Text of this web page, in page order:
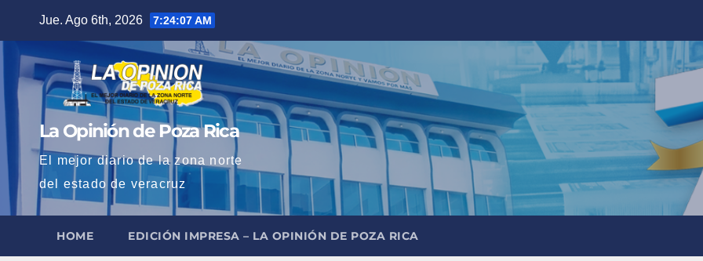
contenido
Jue. Ago 6th, 2026 7:24:08 AM
La Opinión de Poza Rica
El mejor diario de la zona norte
del estado de veracruz
HOME EDICIÓN IMPRESA – LA OPINIÓN DE POZA RICA